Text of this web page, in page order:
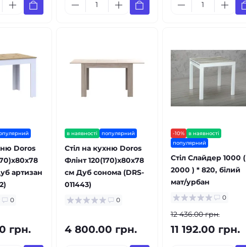
Doros
артизан
0
грн.
в наявності популярний
Стіл на кухню Doros
Флінт 120(170)х80х78
см Дуб сонома (DRS-
011443)
0
4 800.00 грн.
-10%
в наявності
популярний
Стіл Слайдер 1000 (
2000 ) * 820, білий
мат/урбан
0
12 436.00 грн.
11 192.00 грн.